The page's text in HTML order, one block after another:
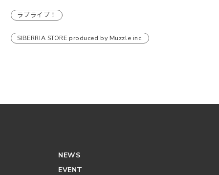
ラブライブ！
SIBERRIA STORE produced by Muzzle inc.
NEWS
EVENT